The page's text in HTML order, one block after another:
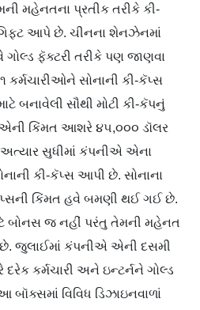
મહેનતના પ્રતીક તરીકે કી-
ગિફ્ટ આપે છે. ચીનના શેનઝેનમાં
ફૅક્ટરી તરીકે પણ જાણવા
કર્મચારીઓને સોનાની કી-કૅપ્સ
બનાવેલી સૌથી મોટી કી-કૅપનું
કિંમત આશરે ૪૫,૦૦૦ ડૉલર
સુધીમાં કંપનીએ એના
કી-કૅપ્સ આપી છે. સોનાના
કિંમત હવે બમણી થઈ ગઈ છે.
બોનસ જ નહીં પરંતુ તેમની મહેનત
જુલાઈમાં કંપનીએ એની દસમી
દરેક કર્મચારી અને ઇન્ટર્નને ગોલ્ડ
વિવિધ ડિઝાઇનવાળાં